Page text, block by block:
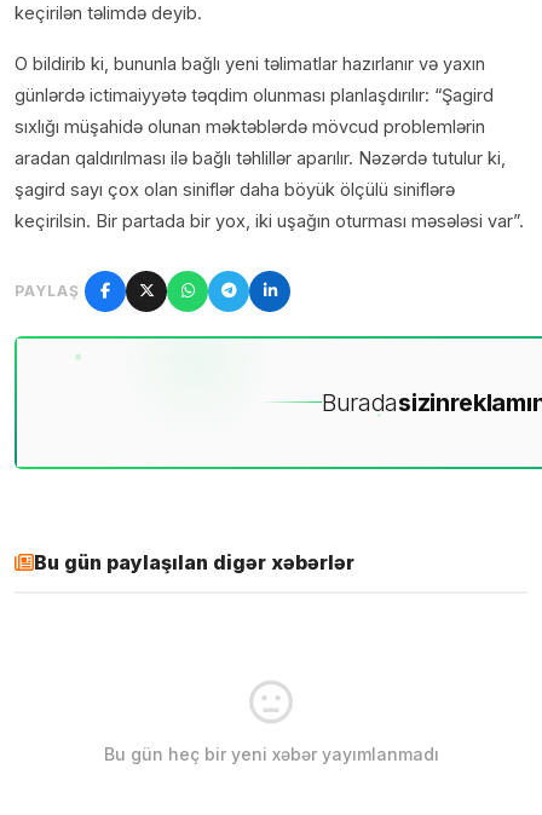
keçirilən təlimdə deyib.
O bildirib ki, bununla bağlı yeni təlimatlar hazırlanır və yaxın
günlərdə ictimaiyyətə təqdim olunması planlaşdırılır: “Şagird
sıxlığı müşahidə olunan məktəblərdə mövcud problemlərin
aradan qaldırılması ilə bağlı təhlillər aparılır. Nəzərdə tutulur ki,
şagird sayı çox olan siniflər daha böyük ölçülü siniflərə
keçirilsin. Bir partada bir yox, iki uşağın oturması məsələsi var”.
PAYLAŞ
Buradasizin
Bu gün paylaşılan digər xəbərlər
Bu gün heç bir yeni xəbər yayımlanmadı